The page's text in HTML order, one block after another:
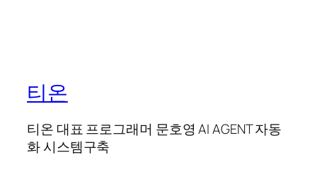
티온
티온 대표 프로그래머 문호영 AI AGENT 자동
화 시스템구축